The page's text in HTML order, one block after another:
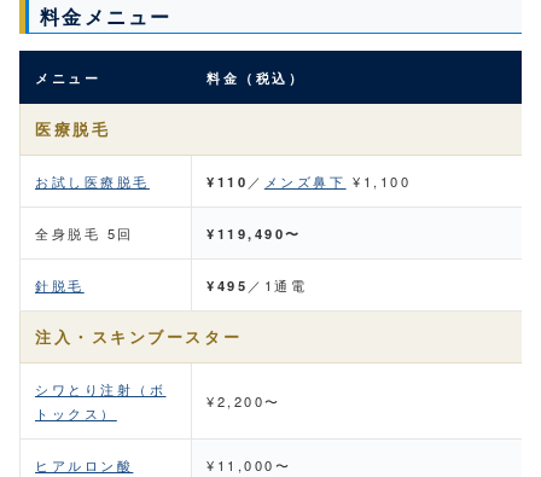
料金メニュー
メニュー 料金（税込）
医療脱毛
お試し医療脱毛 ¥110 ／ メンズ鼻下 ¥1,100
全身脱毛 5回 ¥119,490〜
針脱毛 ¥495 ／1通電
注入・スキンブースター
シワとり注射（ボ
トックス）
¥2,200〜
ヒアルロン酸 ¥11,000〜